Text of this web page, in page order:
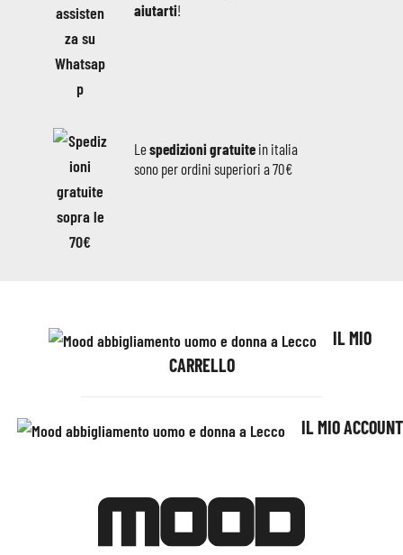
aiutarti!
Lespedizioni gratuite in italia
sono per ordini superiori a 70€
IL MIO
CARRELLO
IL MIO ACCOUNT